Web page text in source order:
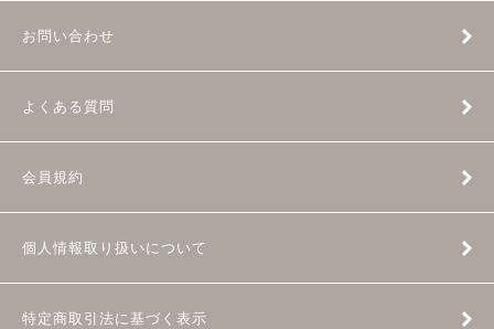
お問い合わせ
よくある質問
会員規約
個人情報取り扱いについて
特定商取引法に基づく表示